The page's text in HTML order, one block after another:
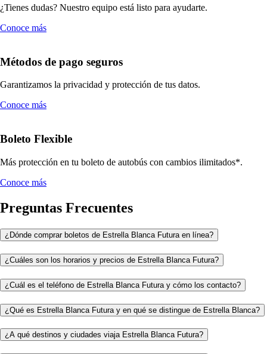
¿Tienes dudas? Nuestro equipo está listo para ayudarte.
Conoce más
Métodos de pago seguros
Garantizamos la privacidad y protección de tus datos.
Conoce más
Boleto Flexible
Más protección en tu boleto de autobús con cambios ilimitados*.
Conoce más
Preguntas Frecuentes
¿Dónde comprar boletos de Estrella Blanca Futura en línea?
¿Cuáles son los horarios y precios de Estrella Blanca Futura?
¿Cuál es el teléfono de Estrella Blanca Futura y cómo los contacto?
¿Qué es Estrella Blanca Futura y en qué se distingue de Estrella Blanca?
¿A qué destinos y ciudades viaja Estrella Blanca Futura?